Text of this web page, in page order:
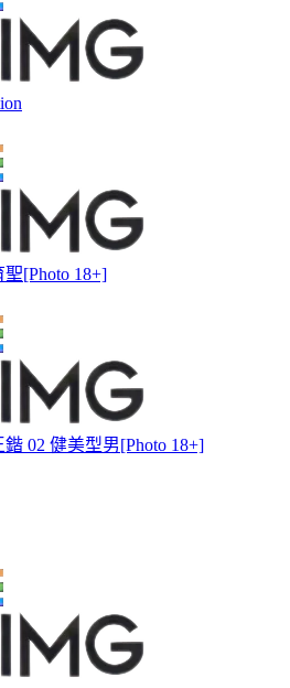
[Photo 18+]
02 健美型男[Photo 18+]